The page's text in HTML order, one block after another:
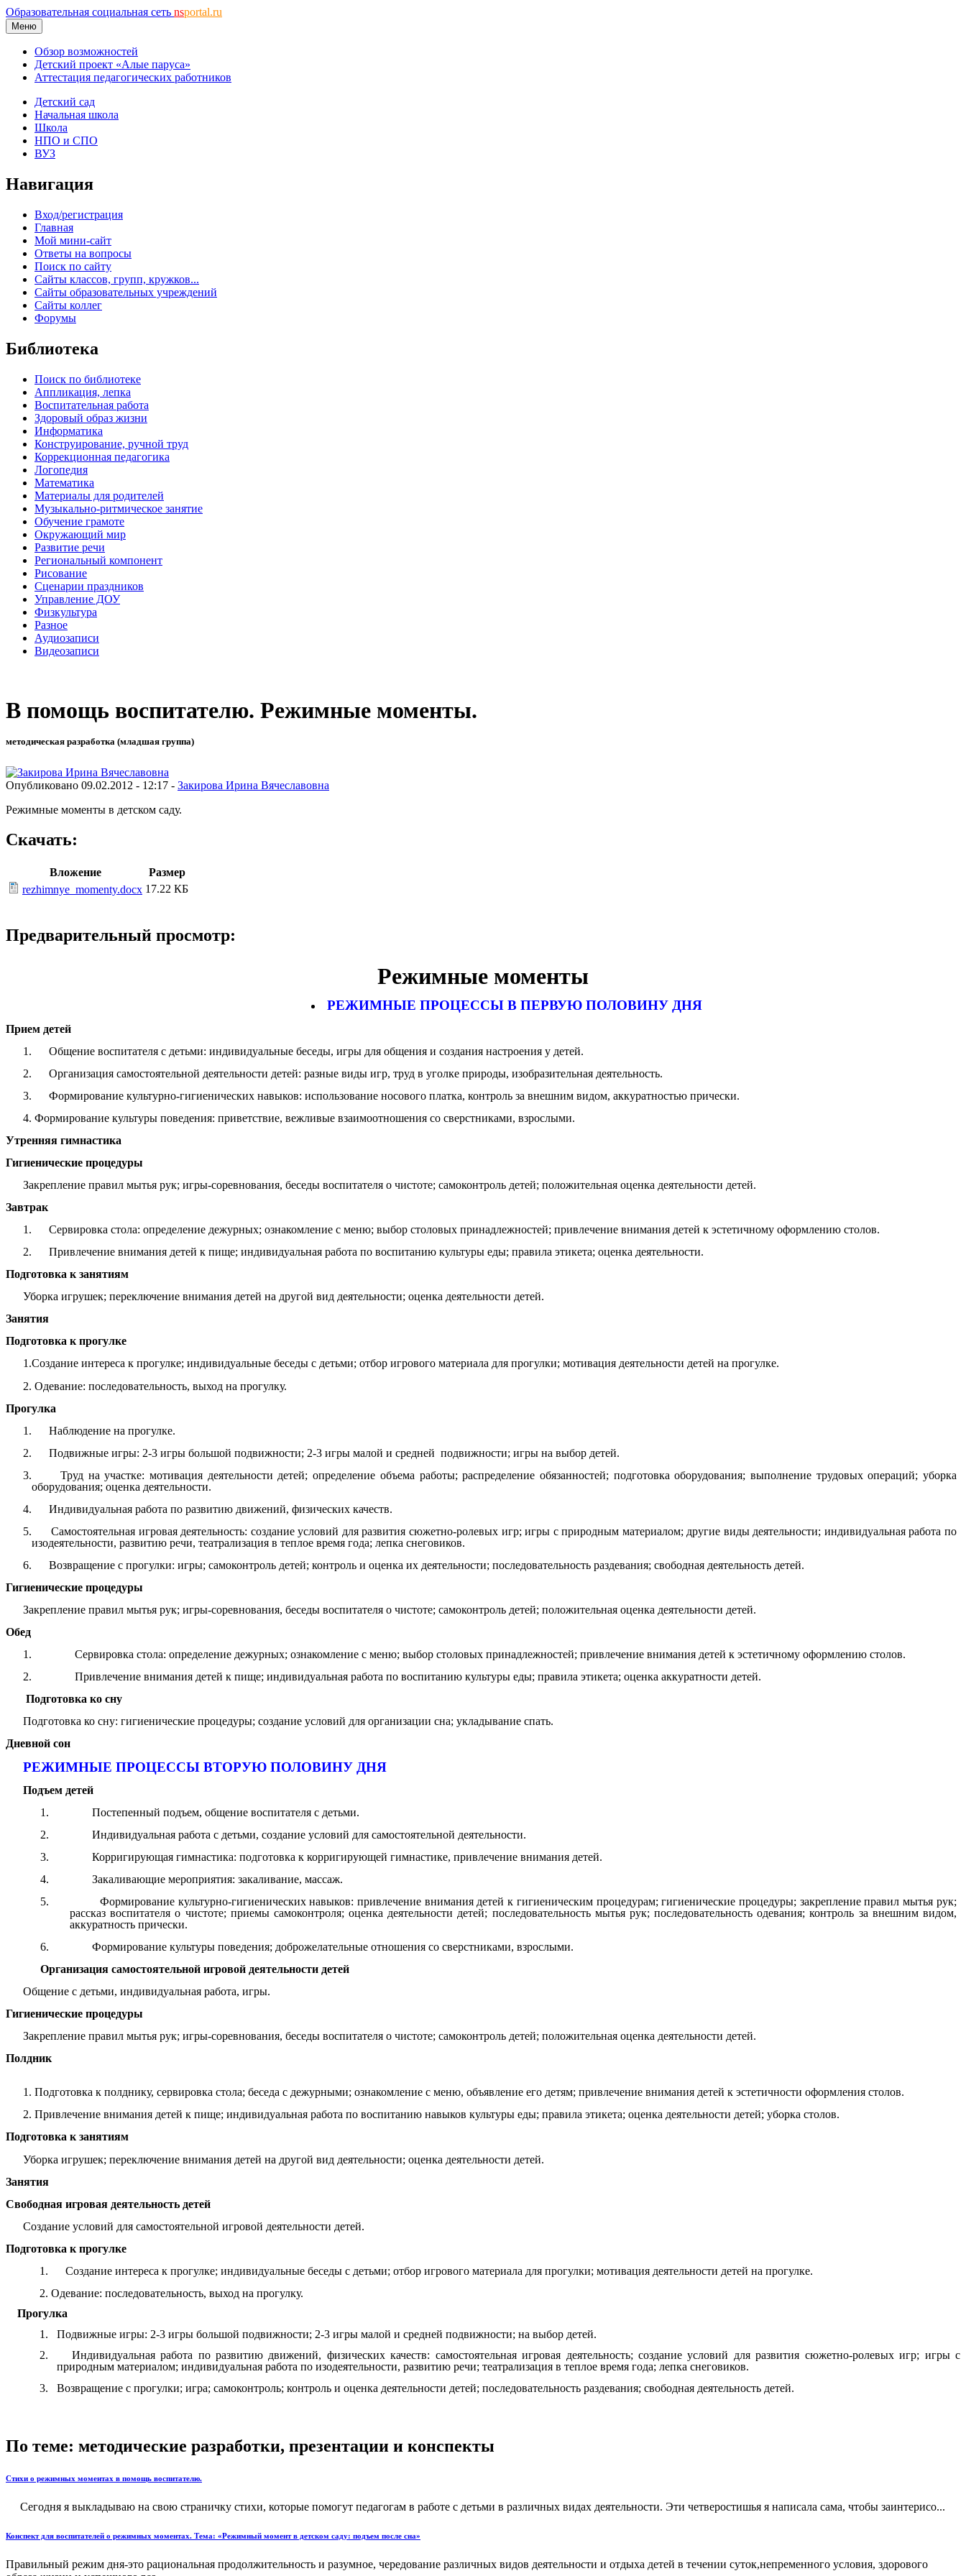
Образовательная социальная сеть nsportal.ru
Меню
Обзор возможностей
Детский проект «Алые паруса»
Аттестация педагогических работников
Детский сад
Начальная школа
Школа
НПО и СПО
ВУЗ
Навигация
Вход/регистрация
Главная
Мой мини-сайт
Ответы на вопросы
Поиск по сайту
Сайты классов, групп, кружков...
Сайты образовательных учреждений
Сайты коллег
Форумы
Библиотека
Поиск по библиотеке
Аппликация, лепка
Воспитательная работа
Здоровый образ жизни
Информатика
Конструирование, ручной труд
Коррекционная педагогика
Логопедия
Математика
Материалы для родителей
Музыкально-ритмическое занятие
Обучение грамоте
Окружающий мир
Развитие речи
Региональный компонент
Рисование
Сценарии праздников
Управление ДОУ
Физкультура
Разное
Аудиозаписи
Видеозаписи
В помощь воспитателю. Режимные моменты.
методическая разработка (младшая группа)
Опубликовано 09.02.2012 - 12:17 - Закирова Ирина Вячеславовна
Режимные моменты в детском саду.
Скачать:
Вложение
Размер
rezhimnye_momenty.docx 17.22 КБ
Предварительный просмотр:
Режимные моменты
РЕЖИМНЫЕ ПРОЦЕССЫ В ПЕРВУЮ ПОЛОВИНУ ДНЯ
Прием детей
1. Общение воспитателя с детьми: индивидуальные беседы, игры для общения и создания настроения у детей.
2. Организация самостоятельной деятельности детей: разные виды игр, труд в уголке природы, изобразительная деятельность.
3. Формирование культурно-гигиенических навыков: использование носового платка, контроль за внешним видом, аккуратностью прически.
4. Формирование культуры поведения: приветствие, вежливые взаимоотношения со сверстниками, взрослыми.
Утренняя гимнастика
Гигиенические процедуры
Закрепление правил мытья рук; игры-соревнования, беседы воспитателя о чистоте; самоконтроль детей; положительная оценка деятельности детей.
Завтрак
1. Сервировка стола: определение дежурных; ознакомление с меню; выбор столовых принадлежностей; привлечение внимания детей к эстетичному оформлению столов.
2. Привлечение внимания детей к пище; индивидуальная работа по воспитанию культуры еды; правила этикета; оценка деятельности.
Подготовка к занятиям
Уборка игрушек; переключение внимания детей на другой вид деятельности; оценка деятельности детей.
Занятия
Подготовка к прогулке
1.Создание интереса к прогулке; индивидуальные беседы с детьми; отбор игрового материала для прогулки; мотивация деятельности детей на прогулке.
2. Одевание: последовательность, выход на прогулку.
Прогулка
1. Наблюдение на прогулке.
2. Подвижные игры: 2-3 игры большой подвижности; 2-3 игры малой и средней подвижности; игры на выбор детей.
3. Труд на участке: мотивация деятельности детей; определение объема работы; распределение обязанностей; подготовка оборудования; выполнение трудовых операций; уборка
оборудования; оценка деятельности.
4. Индивидуальная работа по развитию движений, физических качеств.
5. Самостоятельная игровая деятельность: создание условий для развития сюжетно-ролевых игр; игры с природным материалом; другие виды деятельности; индивидуальная работа по
изодеятельности, развитию речи, театрализация в теплое время года; лепка снеговиков.
6. Возвращение с прогулки: игры; самоконтроль детей; контроль и оценка их деятельности; последовательность раздевания; свободная деятельность детей.
Гигиенические процедуры
Закрепление правил мытья рук; игры-соревнования, беседы воспитателя о чистоте; самоконтроль детей; положительная оценка деятельности детей.
Обед
1. Сервировка стола: определение дежурных; ознакомление с меню; выбор столовых принадлежностей; привлечение внимания детей к эстетичному оформлению столов.
2. Привлечение внимания детей к пище; индивидуальная работа по воспитанию культуры еды; правила этикета; оценка аккуратности детей.
Подготовка ко сну
Подготовка ко сну: гигиенические процедуры; создание условий для организации сна; укладывание спать.
Дневной сон
РЕЖИМНЫЕ ПРОЦЕССЫ ВТОРУЮ ПОЛОВИНУ ДНЯ
Подъем детей
1. Постепенный подъем, общение воспитателя с детьми.
2. Индивидуальная работа с детьми, создание условий для самостоятельной деятельности.
3. Корригирующая гимнастика: подготовка к корригирующей гимнастике, привлечение внимания детей.
4. Закаливающие мероприятия: закаливание, массаж.
5. Формирование культурно-гигиенических навыков: привлечение внимания детей к гигиеническим процедурам; гигиенические процедуры; закрепление правил мытья рук;
рассказ воспитателя о чистоте; приемы самоконтроля; оценка деятельности детей; последовательность мытья рук; последовательность одевания; контроль за внешним видом,
аккуратность прически.
6. Формирование культуры поведения; доброжелательные отношения со сверстниками, взрослыми.
Организация самостоятельной игровой деятельности детей
Общение с детьми, индивидуальная работа, игры.
Гигиенические процедуры
Закрепление правил мытья рук; игры-соревнования, беседы воспитателя о чистоте; самоконтроль детей; положительная оценка деятельности детей.
Полдник
1. Подготовка к полднику, сервировка стола; беседа с дежурными; ознакомление с меню, объявление его детям; привлечение внимания детей к эстетичности оформления столов.
2. Привлечение внимания детей к пище; индивидуальная работа по воспитанию навыков культуры еды; правила этикета; оценка деятельности детей; уборка столов.
Подготовка к занятиям
Уборка игрушек; переключение внимания детей на другой вид деятельности; оценка деятельности детей.
Занятия
Свободная игровая деятельность детей
Создание условий для самостоятельной игровой деятельности детей.
Подготовка к прогулке
1. Создание интереса к прогулке; индивидуальные беседы с детьми; отбор игрового материала для прогулки; мотивация деятельности детей на прогулке.
2. Одевание: последовательность, выход на прогулку.
Прогулка
1.
Подвижные игры: 2-3 игры большой подвижности; 2-3 игры малой и средней подвижности; на выбор детей.
2.
Индивидуальная работа по развитию движений, физических качеств: самостоятельная игровая деятельность; создание условий для развития сюжетно-ролевых игр; игры с
природным материалом; индивидуальная работа по изодеятельности, развитию речи; театрализация в теплое время года; лепка снеговиков.
3.
Возвращение с прогулки; игра; самоконтроль; контроль и оценка деятельности детей; последовательность раздевания; свободная деятельность детей.
По теме: методические разработки, презентации и конспекты
Стихи о режимных моментах в помощь воспитателю.
Сегодня я выкладываю на свою страничку стихи, которые помогут педагогам в работе с детьми в различных видах деятельности. Эти четверостишья я написала сама, чтобы заинтерисо...
Конспект для воспитателей о режимных моментах. Тема: «Режимный момент в детском саду: подъем после сна»
Правильный режим дня-это рациональная продолжительность и разумное, чередование различных видов деятельности и отдыха детей в течении суток,непременного условия, здорового